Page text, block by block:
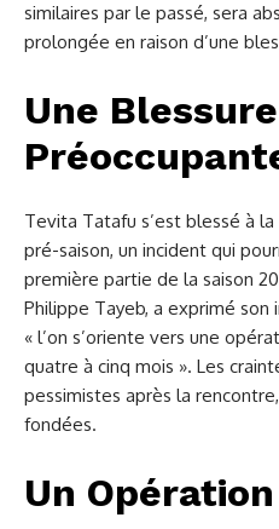
similaires par le passé, sera
prolongée en raison d’une
Une Blessure
Tevita Tatafu s’est blessé à
pré-saison, un incident qui
première partie de la saison
Philippe Tayeb, a exprimé
« l’on s’oriente vers une
quatre à cinq mois ». Les
pessimistes après la
fondées.
Un